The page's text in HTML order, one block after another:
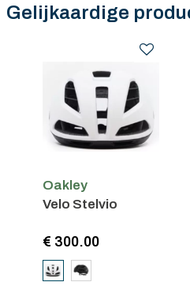
Gelijkaardige
Oakley
Velo Stelvio
€ 300.00